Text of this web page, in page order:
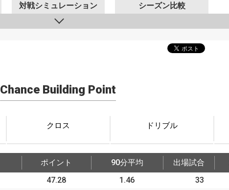
対戦シミュレーション シーズン比較
Chance Building Point
クロス ドリブル
ポイント 90分平均 出場試合
47.28 1.46 33